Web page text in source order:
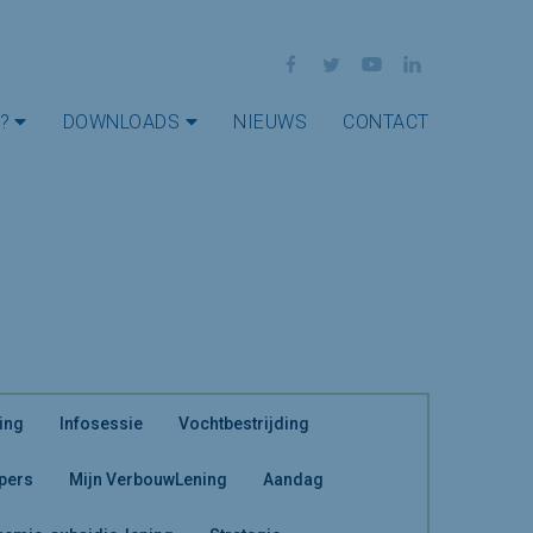
Facebook
Twitter YouTube
DOWNLOADS NIEUWS CONTACT
Infosessie Vochtbestrijding
Mijn VerbouwLening Aandag